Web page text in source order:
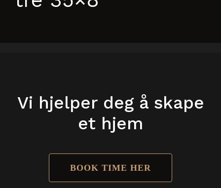
Vi hjelper deg å skape
et hjem
BOOK TIME HER